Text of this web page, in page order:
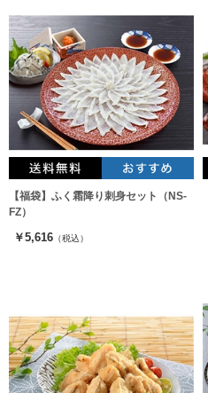
【福袋】ふく霜降り刺身セット（NS-
FZ）
￥5,616 （税込）